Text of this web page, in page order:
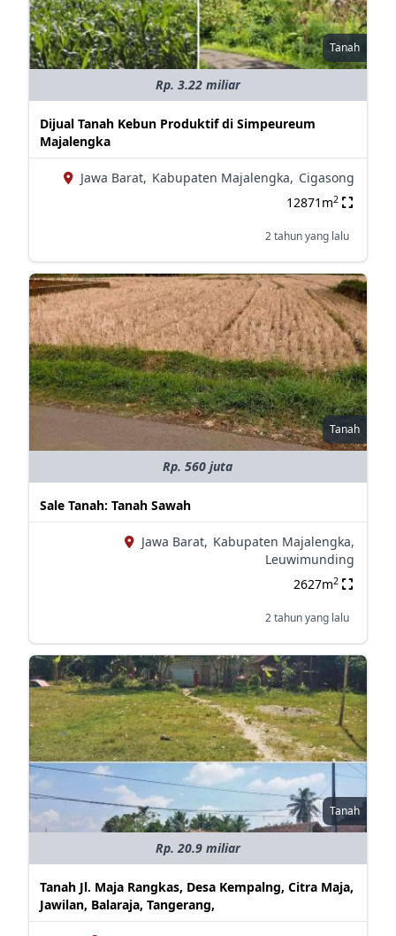
Tanah
Rp. 3.22 miliar
Dijual Tanah Kebun Produktif di Simpeureum
Majalengka
Jawa Barat, Kabupaten Majalengka, Cigasong
12871m2
2 tahun yang lalu
Tanah
Rp. 560 juta
Sale Tanah: Tanah Sawah
Jawa Barat, Kabupaten Majalengka,
Leuwimunding
2627m2
2 tahun yang lalu
Tanah
Rp. 20.9 miliar
Tanah Jl. Maja Rangkas, Desa Kempalng, Citra Maja,
Jawilan, Balaraja, Tangerang,